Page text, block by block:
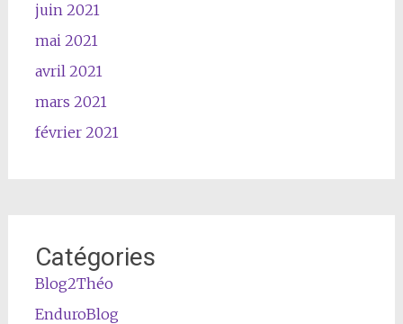
juin 2021
mai 2021
avril 2021
mars 2021
février 2021
Catégories
Blog2Théo
EnduroBlog